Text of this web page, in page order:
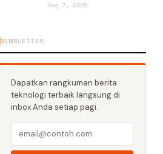
Aug 7, 2026
NEWSLETTER
Dapatkan rangkuman berita
teknologi terbaik langsung di
inbox Anda setiap pagi.